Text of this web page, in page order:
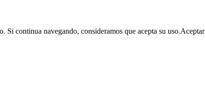
continua navegando, consideramos que acepta su uso.Aceptar